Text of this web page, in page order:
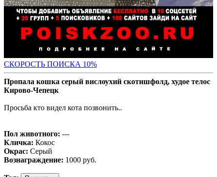
СКОРОСТЬ ПОИСКА 10%
Пропала кошка серый вислоухий скотишфолд, худое телос
Кирово-Чепецк
Просьба кто видел кота позвонить..
Пол животного: ---
Кличка: Кокос
Окрас: Серый
Вознаграждение: 1000 руб.